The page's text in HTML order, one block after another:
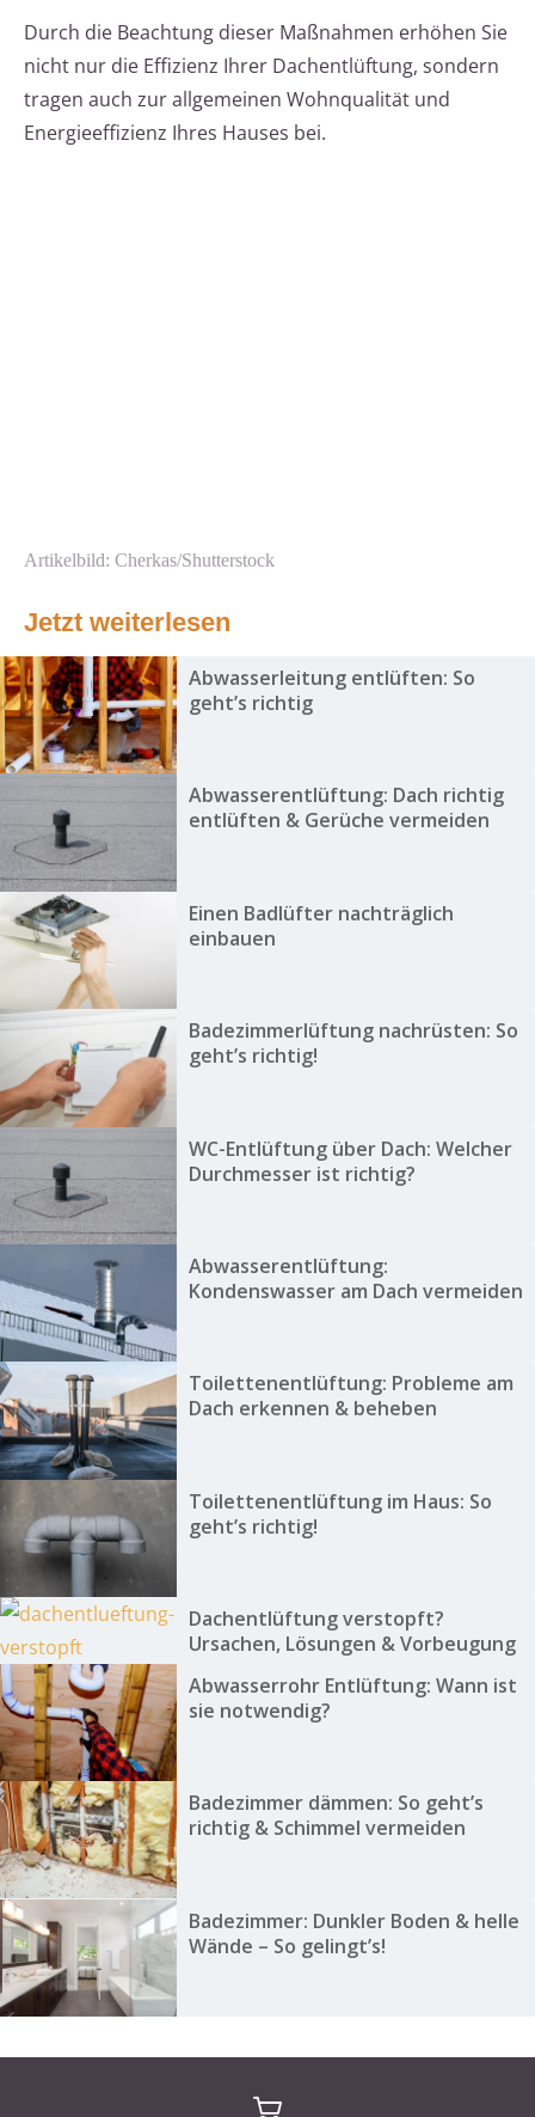
Durch die Beachtung dieser Maßnahmen erhöhen Sie
nicht nur die Effizienz Ihrer Dachentlüftung, sondern
tragen auch zur allgemeinen Wohnqualität und
Energieeffizienz Ihres Hauses bei.
Artikelbild: Cherkas/Shutterstock
Jetzt weiterlesen
Abwasserleitung entlüften: So
geht’s richtig
Abwasserentlüftung: Dach richtig
entlüften & Gerüche vermeiden
Einen Badlüfter nachträglich
einbauen
Badezimmerlüftung nachrüsten: So
geht’s richtig!
WC-Entlüftung über Dach: Welcher
Durchmesser ist richtig?
Abwasserentlüftung:
Kondenswasser am Dach vermeiden
Toilettenentlüftung: Probleme am
Dach erkennen & beheben
Toilettenentlüftung im Haus: So
geht’s richtig!
Dachentlüftung verstopft?
Ursachen, Lösungen & Vorbeugung
Abwasserrohr Entlüftung: Wann ist
sie notwendig?
Badezimmer dämmen: So geht’s
richtig & Schimmel vermeiden
Badezimmer: Dunkler Boden & helle
Wände – So gelingt’s!